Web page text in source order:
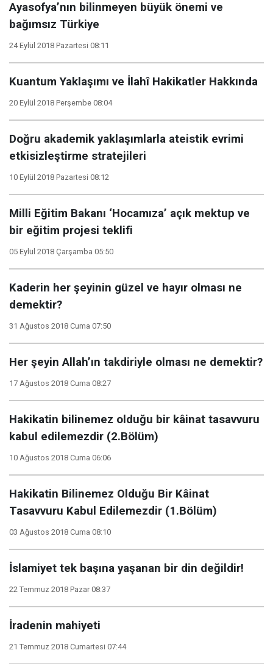
Ayasofya’nın bilinmeyen büyük önemi ve
bağımsız Türkiye
24 Eylül 2018 Pazartesi 08:11
Kuantum Yaklaşımı ve İlahî Hakikatler Hakkında
20 Eylül 2018 Perşembe 08:04
Doğru akademik yaklaşımlarla ateistik evrimi
etkisizleştirme stratejileri
10 Eylül 2018 Pazartesi 08:12
Milli Eğitim Bakanı ‘Hocamıza’ açık mektup ve
bir eğitim projesi teklifi
05 Eylül 2018 Çarşamba 05:50
Kaderin her şeyinin güzel ve hayır olması ne
demektir?
31 Ağustos 2018 Cuma 07:50
Her şeyin Allah’ın takdiriyle olması ne demektir?
17 Ağustos 2018 Cuma 08:27
Hakikatin bilinemez olduğu bir kâinat tasavvuru
kabul edilemezdir (2.Bölüm)
10 Ağustos 2018 Cuma 06:06
Hakikatin Bilinemez Olduğu Bir Kâinat
Tasavvuru Kabul Edilemezdir (1.Bölüm)
03 Ağustos 2018 Cuma 08:10
İslamiyet tek başına yaşanan bir din değildir!
22 Temmuz 2018 Pazar 08:37
İradenin mahiyeti
21 Temmuz 2018 Cumartesi 07:44